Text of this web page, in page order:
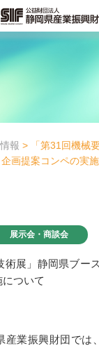
ム
報 > 「第31回機械
画提案コンペの実
展示会・商談会
術展」静岡県ブー
ついて
産業振興財団では